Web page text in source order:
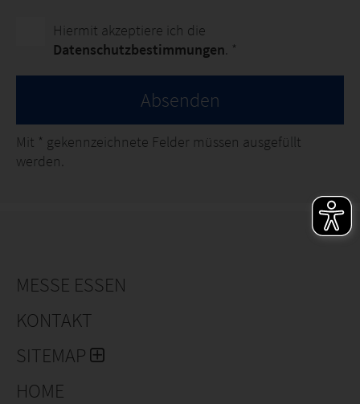
Hiermit akzeptiere ich die
Datenschutzbestimmungen . *
Absenden
Mit * gekennzeichnete Felder müssen ausgefüllt
werden.
MESSE ESSEN
KONTAKT
SITEMAP
HOME